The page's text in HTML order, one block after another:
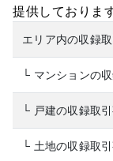
提供しておりま
エリア内の収録
└ マンションの
└ 戸建の収録取
└ 土地の収録取